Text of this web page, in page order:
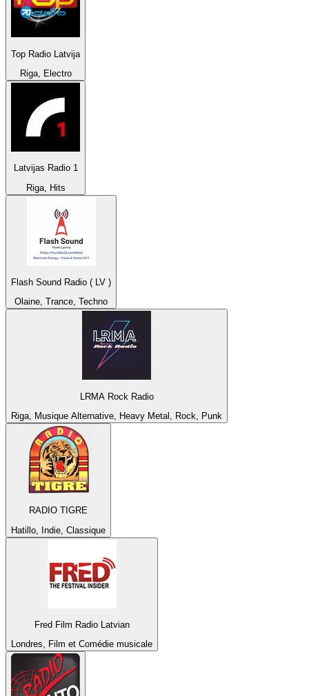
Top Radio Latvija
Riga, Electro
Latvijas Radio 1
Riga, Hits
Flash Sound Radio ( LV )
Olaine, Trance, Techno
LRMA Rock Radio
Riga, Musique Alternative, Heavy Metal, Rock, Punk
RADIO TIGRE
Hatillo, Indie, Classique
Fred Film Radio Latvian
Londres, Film et Comédie musicale